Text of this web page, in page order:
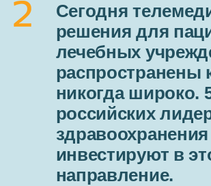
Сегодня
решения для
лечебных
распространены
никогда широко.
российских
инвестируют в
направление.